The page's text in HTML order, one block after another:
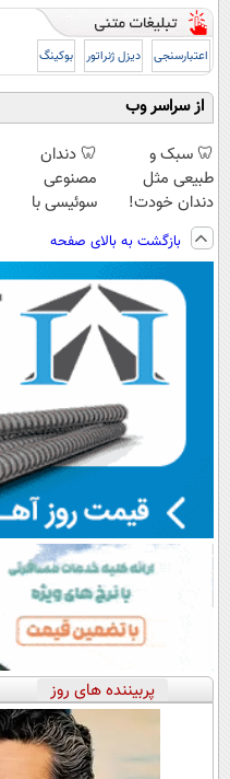
اعتبارسنجی دیزل ژنراتور بوکینگ
از سراسر وب
🦷 سبک و
طبیعی مثل
دندان خودت!
نصب آسان و
پرداخت اقساطی
💳 📍 تهران
🦷 دندان
مصنوعی
سوئیسی با
دیجیتال |
پرداخت در 4
قسط |📍 تهران
بازگشت به بالای صفحه
پربیننده های روز